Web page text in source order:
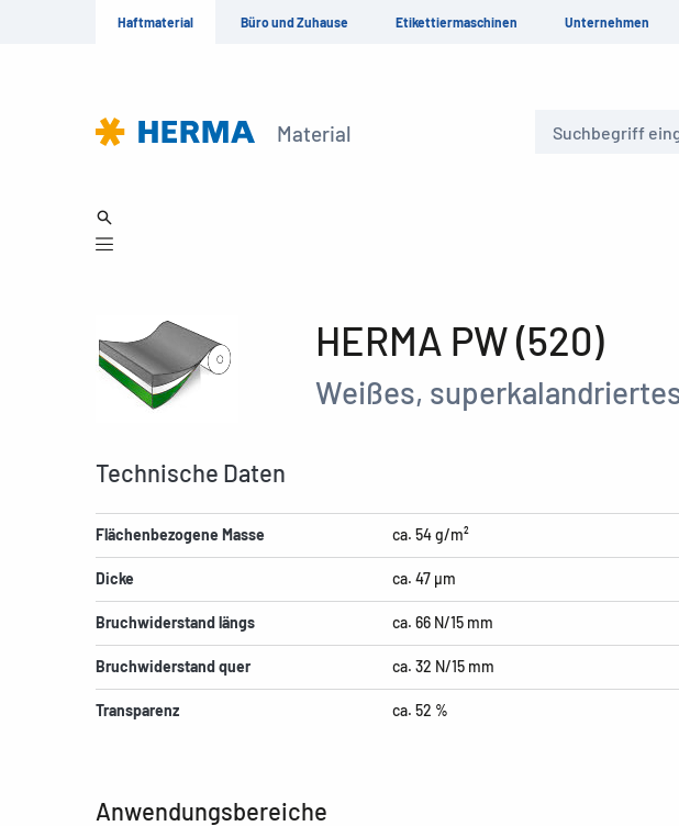
Haftmaterial Büro und Zuhause Etikettiermaschinen Unternehmen
Material
HERMA PW (520)
Weißes,
Technische Daten
Flächenbezogene Masse ca. 54 g/m²
Dicke ca. 47 µm
Bruchwiderstand längs ca. 66 N/15 mm
Bruchwiderstand quer ca. 32 N/15 mm
Transparenz ca. 52 %
Anwendungsbereiche